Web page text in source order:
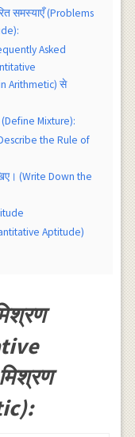
समस्याएँ (Problems
Asked
Arithmetic) से
(Define Mixture):
the Rule of
(Write Down the
Aptitude)